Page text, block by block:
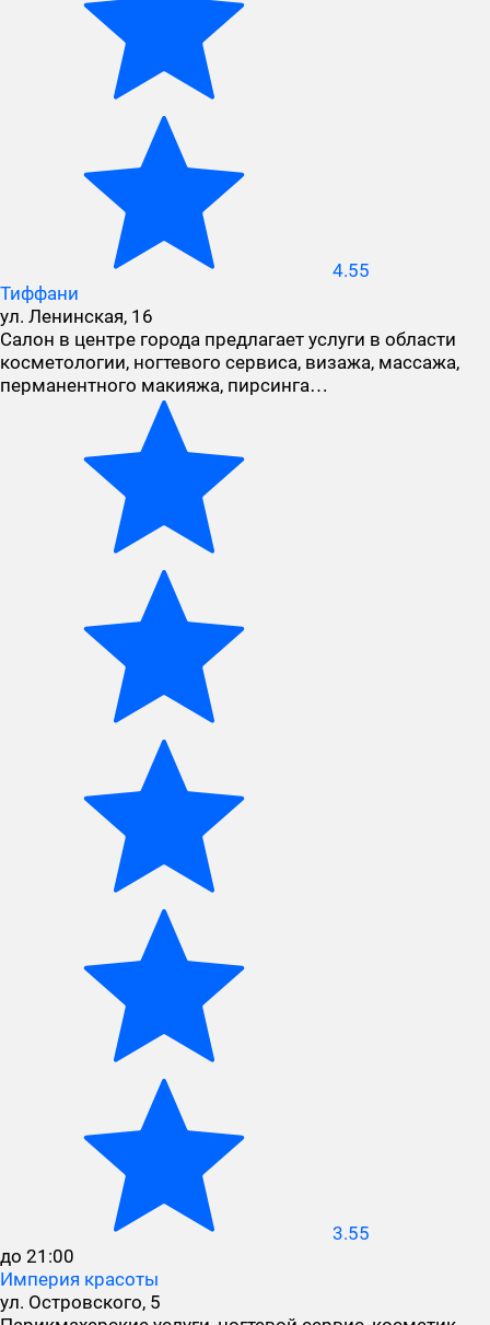
4.55
Тиффани
ул. Ленинская, 16
Салон в центре города предлагает услуги в области
косметологии, ногтевого сервиса, визажа, массажа,
перманентного макияжа, пирсинга…
3.55
до 21:00
Империя красоты
ул. Островского, 5